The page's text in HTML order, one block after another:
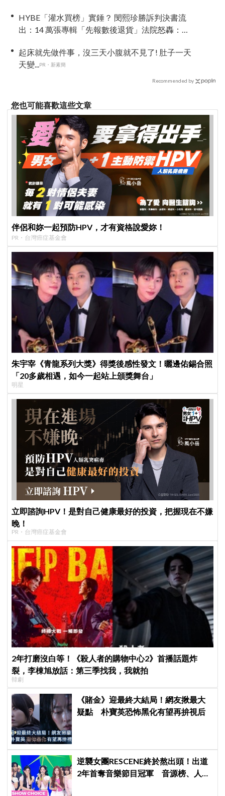
HYBE「灌水買榜」實錘？ 閔熙珍勝訴判決書流
出：14 萬張專輯「先報數後退貨」法院怒轟：破
起床就先做件事，沒三天小腹就不見了! 肚子一天
天變...PR・新素簡
Recommended by
您也可能喜歡這些文章
伴侶和妳一起預防HPV，才有資格說愛妳！
PR・台灣癌症基金會
朱宇宰《青龍系列大獎》得獎後感性發文！曬邊佑錫合照
「20多歲相遇，如今一起站上頒獎舞台」
明星
立即諮詢HPV！是對自己健康最好的投資，把握現在不嫌
晚！
PR・台灣癌症基金會
2年打磨沒白等！《殺人者的購物中心2》首播話題炸
裂，李棟旭放話：第三季找我，我就拍
韓劇
《賭金》迎最終大結局！網友揪最大
疑點 朴寶英恐怖黑化有望再拚視后
逆襲女團RESCENE終於熬出頭！出道
2年首奪音樂節目冠軍 音源榜、人氣